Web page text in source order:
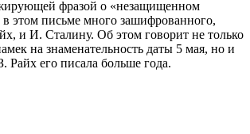
фразой о «незащищенном
этом письме много зашифрованного,
и И. Сталину. Об этом говорит не только
на знаменательность даты 5 мая, но и
Райх его писала больше года.